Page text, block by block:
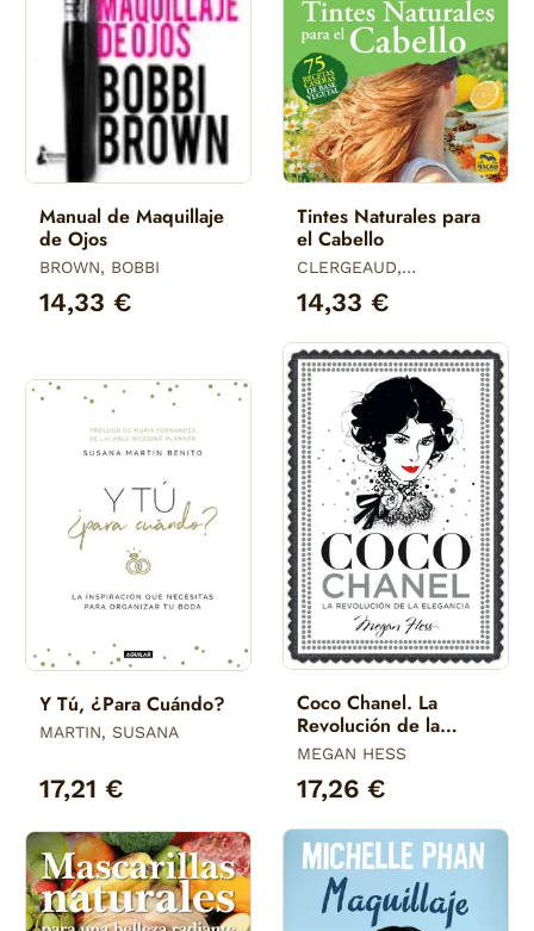
Manual de Maquillaje
de Ojos
BROWN, BOBBI
14,33 €
Tintes Naturales para
el Cabello
CLERGEAUD,
GWENDOLINE /
CLERGEAUD, LIONEL
14,33 €
Y Tú, ¿Para Cuándo?
MARTIN, SUSANA
17,21 €
Coco Chanel. La
Revolución de la
Elegancia
MEGAN HESS
17,26 €